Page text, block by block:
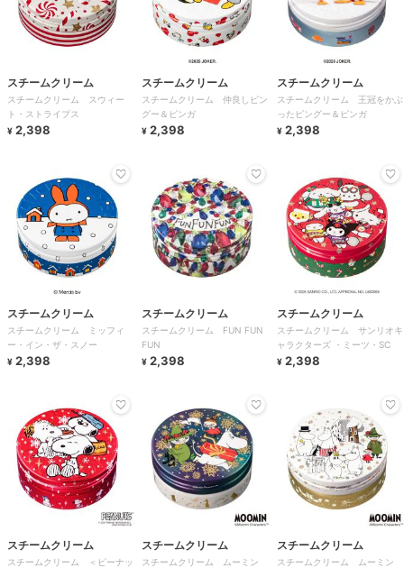
スチームクリーム
スチームクリーム スウィー
ト・ストライプス
¥ 2,398
スチームクリーム
スチームクリーム 仲良しピン
グー＆ピンガ
¥ 2,398
スチームクリーム
スチームクリーム 王冠をかぶ
ったピングー＆ピンガ
¥ 2,398
スチームクリーム
スチームクリーム ミッフィ
ー・イン・ザ・スノー
¥ 2,398
スチームクリーム
スチームクリーム FUN FUN
FUN
¥ 2,398
スチームクリーム
スチームクリーム サンリオキ
ャラクターズ ・ミーツ・SC
¥ 2,398
スチームクリーム
スチームクリーム ＜ピーナッ
スチームクリーム
スチームクリーム ムーミン
スチームクリーム
スチームクリーム ムーミン